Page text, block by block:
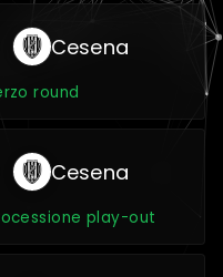
Cesena
round
Cesena
play-out